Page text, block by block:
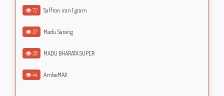
72 Saffron iran 1 gram
57 Madu Sarang
58 MADU BHARATA SUPER
44 AmbeMAX